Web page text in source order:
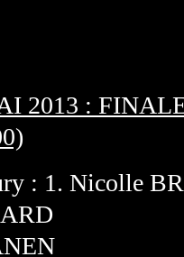
2013 :
: 1. Nicolle